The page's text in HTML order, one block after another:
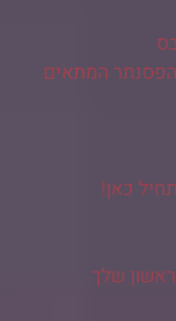
המתאים
כאן!
שלך